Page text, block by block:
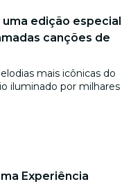
edição especial
canções de
mais icônicas do
iluminado por milhares
Experiência